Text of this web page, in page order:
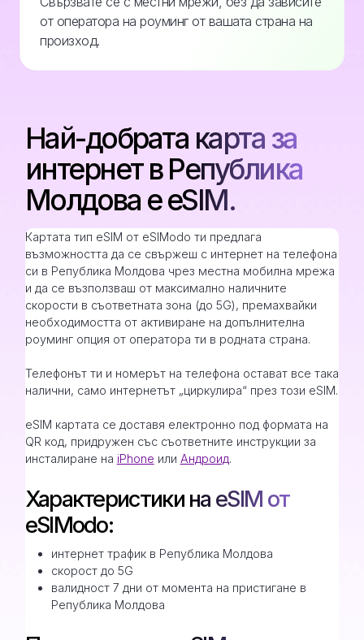
от оператора на роуминг от вашата страна на
произход.
Най-добрата карта за
интернет в Република
Молдова е eSIM.
Картата тип eSIM от eSIModo ти предлага
възможността да се свържеш с интернет на телефона
си в Република Молдова чрез местна мобилна мрежа
и да се възползваш от максимално наличните
скорости в съответната зона (до 5G), премахвайки
необходимостта от активиране на допълнителна
роуминг опция от оператора ти в родната страна.
Телефонът ти и номерът на телефона остават все така
налични, само интернетът „циркулира“ през този eSIM.
eSIM картата се доставя електронно под формата на
QR код, придружен със съответните инструкции за
инсталиране на iPhone или Андроид.
Характеристики на eSIM от
eSIModo:
интернет трафик в Република Молдова
скорост до 5G
валидност 7 дни от момента на пристигане в
Република Молдова